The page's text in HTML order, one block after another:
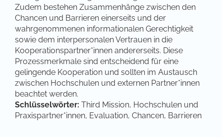
Zudem bestehen Zusammenhänge zwischen den
Chancen und Barrieren einerseits und der
wahrgenommenen informationalen Gerechtigkeit
sowie dem interpersonalen Vertrauen in die
Kooperationspartner*innen andererseits. Diese
Prozessmerkmale sind entscheidend für eine
gelingende Kooperation und sollten im Austausch
zwischen Hochschulen und externen Partner*innen
beachtet werden.
Schlüsselwörter: Third Mission, Hochschulen und
Praxispartner*innen, Evaluation, Chancen, Barrieren